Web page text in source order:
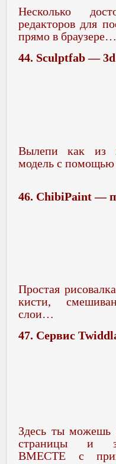
Несколько
редакторов для
прямо в браузере…
44. Sculptfab —
Вылепи как из
модель с
46. ChibiPaint —
Простая
кисти,
слои…
47. Сервис
Здесь ты можешь
страницы и
ВМЕСТЕ с